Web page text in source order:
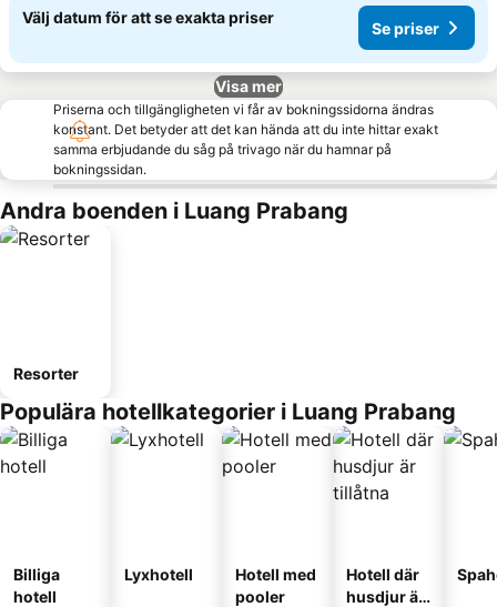
Välj datum för att se exakta priser
Se priser
Visa mer
Priserna och tillgängligheten vi får av bokningssidorna ändras
konstant. Det betyder att det kan hända att du inte hittar exakt
samma erbjudande du såg på trivago när du hamnar på
bokningssidan.
Andra boenden i Luang Prabang
Resorter
Populära hotellkategorier i Luang Prabang
Billiga
hotell
Lyxhotell
Hotell med
pooler
Hotell där
husdjur är